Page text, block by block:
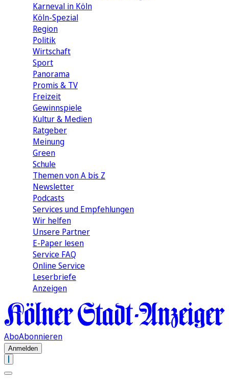
Karneval in Köln
Köln-Spezial
Region
Politik
Wirtschaft
Sport
Panorama
Promis & TV
Freizeit
Gewinnspiele
Kultur & Medien
Ratgeber
Meinung
Green
Schule
Themen von A bis Z
Newsletter
Podcasts
Services und Empfehlungen
Wir helfen
Unsere Partner
E-Paper lesen
Service FAQ
Online Service
Leserbriefe
Anzeigen
AboAbonnieren
Anmelden